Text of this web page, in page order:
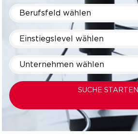
Berufsfeld wählen
Einstiegslevel wählen
Unternehmen wählen
SUCHE STARTEN